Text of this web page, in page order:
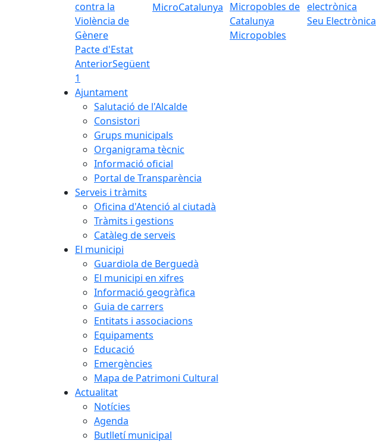
Pacte d'Estat
MicroCatalunya
Micropobles
Seu Electrònica
AnteriorSegüent
1
Ajuntament
Salutació de l'Alcalde
Consistori
Grups municipals
Organigrama tècnic
Informació oficial
Portal de Transparència
Serveis i tràmits
Oficina d'Atenció al ciutadà
Tràmits i gestions
Catàleg de serveis
El municipi
Guardiola de Berguedà
El municipi en xifres
Informació geogràfica
Guia de carrers
Entitats i associacions
Equipaments
Educació
Emergències
Mapa de Patrimoni Cultural
Actualitat
Notícies
Agenda
Butlletí municipal